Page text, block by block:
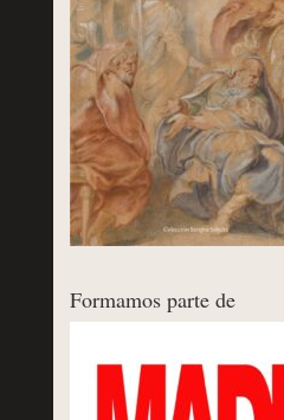
Formamos parte de